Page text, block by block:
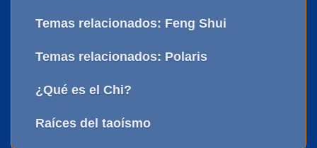
Temas relacionados: Feng Shui
Temas relacionados: Polaris
¿Qué es el Chi?
Raíces del taoísmo